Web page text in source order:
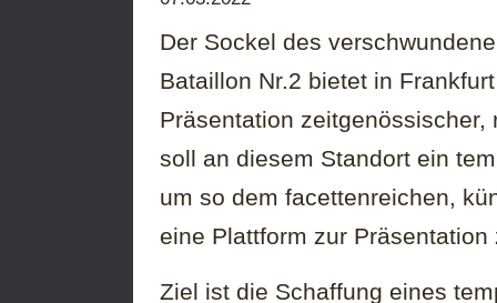
Der Sockel des
Bataillon Nr.2 bietet in
Präsentation
soll an diesem Standort ein
um so dem facettenreichen,
eine Plattform zur Präsentation
Ziel ist die Schaffung eines